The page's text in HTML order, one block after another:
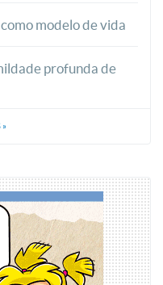
modelo de vida
profunda de
»